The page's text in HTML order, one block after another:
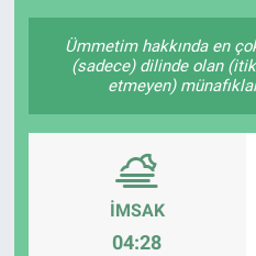
Ümmetim hakkında en
(sadece) dilinde olan
etmeyen)
İMSAK
04:28